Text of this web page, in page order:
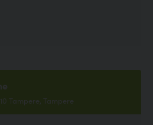
Tampere, Tampere